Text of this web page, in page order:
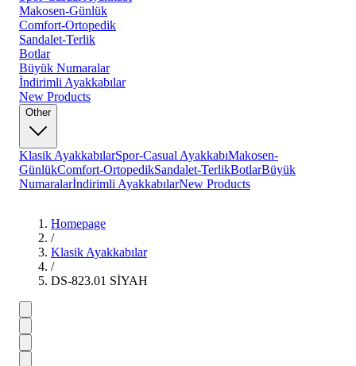
Makosen-Günlük
Comfort-Ortopedik
Sandalet-Terlik
Botlar
Büyük Numaralar
İndirimli Ayakkabılar
New Products
Other
Klasik AyakkabılarSpor-Casual AyakkabıMakosen-
GünlükComfort-OrtopedikSandalet-TerlikBotlarBüyük
Numaralarİndirimli AyakkabılarNew Products
Homepage
/
Klasik Ayakkabılar
/
DS-823.01 SİYAH